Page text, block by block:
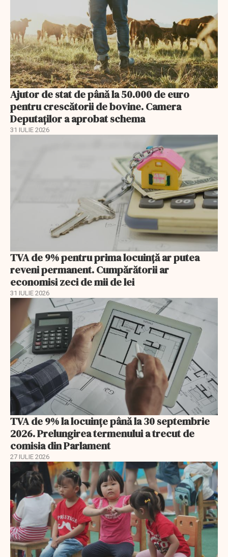
Ajutor de stat de până la 50.000 de euro
pentru crescătorii de bovine. Camera
Deputaților a aprobat schema
31 IULIE 2026
TVA de 9% pentru prima locuință ar putea
reveni permanent. Cumpărătorii ar
economisi zeci de mii de lei
31 IULIE 2026
TVA de 9% la locuințe până la 30 septembrie
2026. Prelungirea termenului a trecut de
comisia din Parlament
27 IULIE 2026